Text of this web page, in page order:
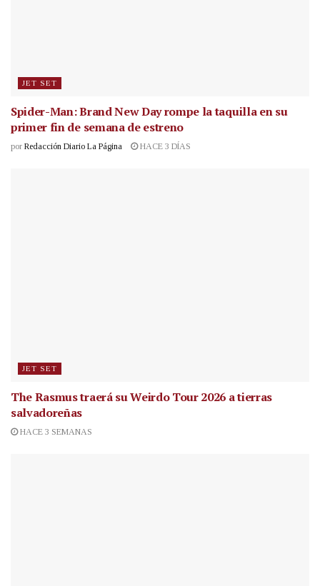
JET SET
Spider-Man: Brand New Day rompe la taquilla en su
primer fin de semana de estreno
por Redacción Diario La Página HACE 3 DÍAS
JET SET
The Rasmus traerá su Weirdo Tour 2026 a tierras
salvadoreñas
HACE 3 SEMANAS